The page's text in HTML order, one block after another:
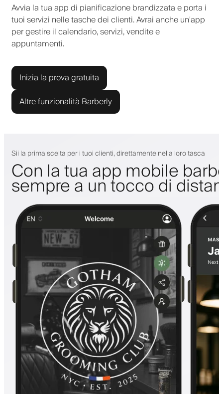
Avvia la tua app di pianificazione brandizzata e porta i
tuoi servizi nelle tasche dei clienti. Avrai anche un'app
per gestire il calendario, servizi, vendite e
appuntamenti.
Inizia la prova gratuita
Altre funzionalità Barberly
Sii la prima scelta per i tuoi clienti, direttamente nella loro tasca
Con la tua app mobile
sempre a un tocco di